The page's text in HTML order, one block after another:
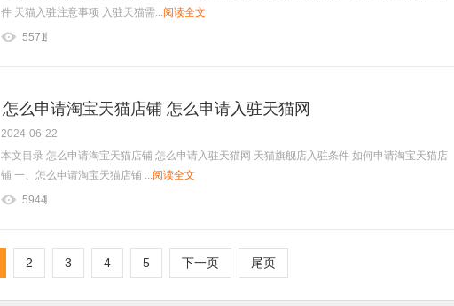
件 天猫入驻注意事项 入驻天猫需...阅读全文
5571
怎么申请淘宝天猫店铺 怎么申请入驻天猫网
2024-06-22
本文目录 怎么申请淘宝天猫店铺 怎么申请入驻天猫网 天猫旗舰店入驻条件 如何申请淘宝天猫店
铺 一、怎么申请淘宝天猫店铺 ...阅读全文
5944
2 3 4 5 下一页 尾页